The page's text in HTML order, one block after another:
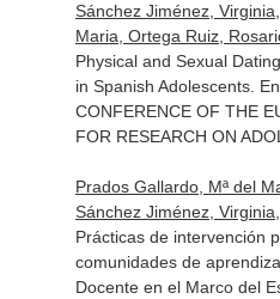
Sánchez Jiménez,
Maria, Ortega Ruiz,
Physical and Sexual
in Spanish Adolescents.
CONFERENCE OF THE
FOR RESEARCH ON
Prados Gallardo, Mª del
Sánchez Jiménez,
Prácticas de intervención
comunidades de
Docente en el Marco del